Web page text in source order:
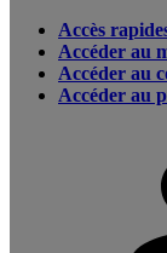
Accès
Accéder au
Accéder au
Accéder au